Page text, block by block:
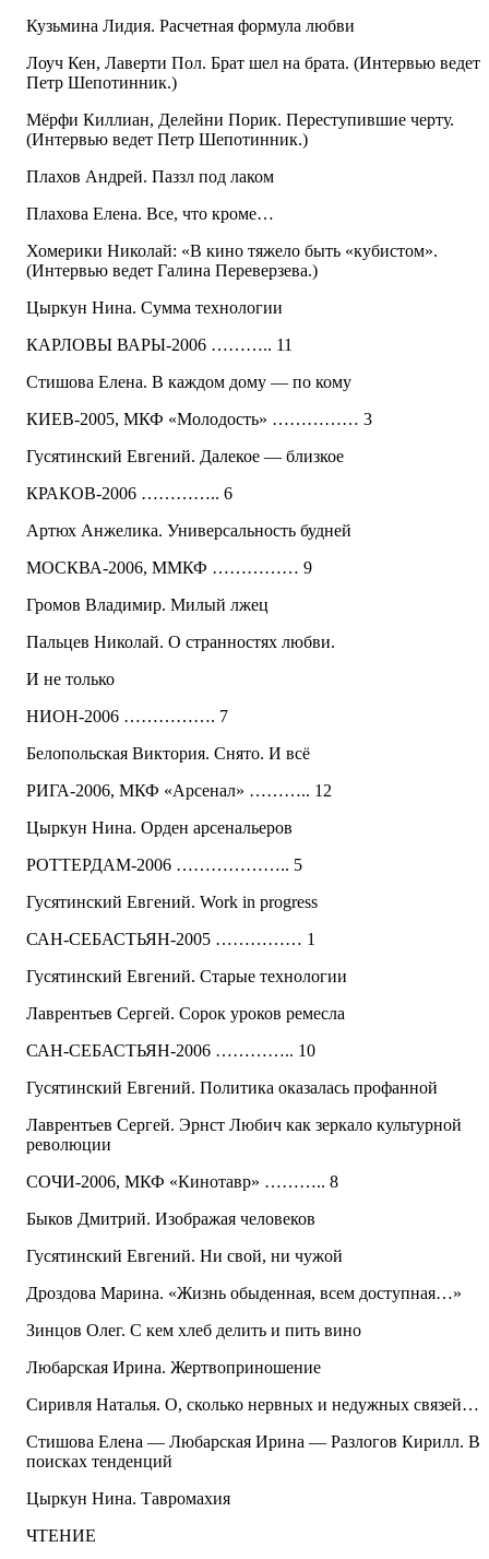
Кузьмина Лидия. Расчетная формула любви
Лоуч Кен, Лаверти Пол. Брат шел на брата. (Интервью ведет
Петр Шепотинник.)
Мёрфи Киллиан, Делейни Порик. Переступившие черту.
(Интервью ведет Петр Шепотинник.)
Плахов Андрей. Паззл под лаком
Плахова Елена. Все, что кроме…
Хомерики Николай: «В кино тяжело быть «кубистом».
(Интервью ведет Галина Переверзева.)
Цыркун Нина. Сумма технологии
КАРЛОВЫ ВАРЫ-2006 ……….. 11
Стишова Елена. В каждом дому — по кому
КИЕВ-2005, МКФ «Молодость» …………… 3
Гусятинский Евгений. Далекое — близкое
КРАКОВ-2006 ………….. 6
Артюх Анжелика. Универсальность будней
МОСКВА-2006, ММКФ …………… 9
Громов Владимир. Милый лжец
Пальцев Николай. О странностях любви.
И не только
НИОН-2006 ……………. 7
Белопольская Виктория. Снято. И всё
РИГА-2006, МКФ «Арсенал» ……….. 12
Цыркун Нина. Орден арсенальеров
РОТТЕРДАМ-2006 ……………….. 5
Гусятинский Евгений. Work in progress
САН-СЕБАСТЬЯН-2005 …………… 1
Гусятинский Евгений. Старые технологии
Лаврентьев Сергей. Сорок уроков ремесла
САН-СЕБАСТЬЯН-2006 ………….. 10
Гусятинский Евгений. Политика оказалась профанной
Лаврентьев Сергей. Эрнст Любич как зеркало культурной
революции
СОЧИ-2006, МКФ «Кинотавр» ……….. 8
Быков Дмитрий. Изображая человеков
Гусятинский Евгений. Ни свой, ни чужой
Дроздова Марина. «Жизнь обыденная, всем доступная…»
Зинцов Олег. С кем хлеб делить и пить вино
Любарская Ирина. Жертвоприношение
Сиривля Наталья. О, сколько нервных и недужных связей…
Стишова Елена — Любарская Ирина — Разлогов Кирилл. В
поисках тенденций
Цыркун Нина. Тавромахия
ЧТЕНИЕ